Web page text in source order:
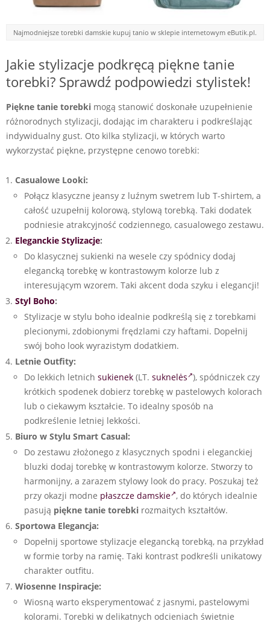
Najmodniejsze torebki damskie kupuj tanio w sklepie internetowym eButik.pl.
Jakie stylizacje podkręcą piękne tanie
torebki? Sprawdź podpowiedzi stylistek!
Piękne tanie torebki mogą stanowić doskonałe uzupełnienie
różnorodnych stylizacji, dodając im charakteru i podkreślając
indywidualny gust. Oto kilka stylizacji, w których warto
wykorzystać piękne, przystępne cenowo torebki:
Casualowe Looki:
Połącz klasyczne jeansy z luźnym swetrem lub T-shirtem, a
całość uzupełnij kolorową, stylową torebką. Taki dodatek
podniesie atrakcyjność codziennego, casualowego zestawu.
Eleganckie Stylizacje:
Do klasycznej sukienki na wesele czy spódnicy dodaj
elegancką torebkę w kontrastowym kolorze lub z
interesującym wzorem. Taki akcent doda szyku i elegancji!
Styl Boho:
Stylizacje w stylu boho idealnie podkreślą się z torebkami
plecionymi, zdobionymi frędzlami czy haftami. Dopełnij
swój boho look wyrazistym dodatkiem.
Letnie Outfity:
Do lekkich letnich sukienek (LT. suknelės ), spódniczek czy
krótkich spodenek dobierz torebkę w pastelowych kolorach
lub o ciekawym kształcie. To idealny sposób na
podkreślenie letniej lekkości.
Biuro w Stylu Smart Casual:
Do zestawu złożonego z klasycznych spodni i eleganckiej
bluzki dodaj torebkę w kontrastowym kolorze. Stworzy to
harmonijny, a zarazem stylowy look do pracy. Poszukaj też
przy okazji modne płaszcze damskie , do których idealnie
pasują piękne tanie torebki rozmaitych kształtów.
Sportowa Elegancja:
Dopełnij sportowe stylizacje elegancką torebką, na przykład
w formie torby na ramię. Taki kontrast podkreśli unikatowy
charakter outfitu.
Wiosenne Inspiracje:
Wiosną warto eksperymentować z jasnymi, pastelowymi
kolorami. Torebki w delikatnych odcieniach świetnie